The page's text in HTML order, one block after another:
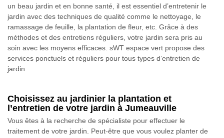
un beau jardin et en bonne santé, il est essentiel d’entretenir le
jardin avec des techniques de qualité comme le nettoyage, le
ramassage de feuille, la plantation de fleur, etc. Grâce à des
méthodes et des entretiens réguliers, votre jardin sera pris au
soin avec les moyens efficaces. sWT espace vert propose des
services ponctuels et réguliers pour tous types d’entretien de
jardin.
Choisissez au jardinier la plantation et
l’entretien de votre jardin à Jumeauville
Vous êtes à la recherche de spécialiste pour effectuer le
traitement de votre jardin. Peut-être que vous voulez planter de